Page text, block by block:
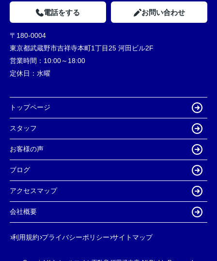
電話をする お問い合わせ
〒180-0004
東京都武蔵野市吉祥寺本町1丁目25 河田ビル2F
営業時間： 10:00～18:00
定休日： 水曜
トップページ
スタッフ
お客様の声
ブログ
アクセスマップ
会社概要
利用規約 プライバシーポリシー サイトマップ